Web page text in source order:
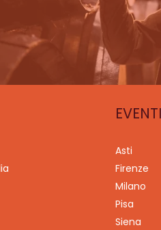
Asti
Firenze
Milano
Pisa
Siena